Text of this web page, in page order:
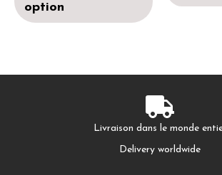
option
Livraison dans le monde
Delivery worldwide